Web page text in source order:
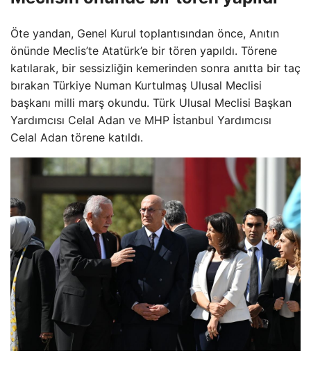
Öte yandan, Genel Kurul toplantısından önce, Anıtın
önünde Meclis’te Atatürk’e bir tören yapıldı. Törene
katılarak, bir sessizliğin kemerinden sonra anıtta bir taç
bırakan Türkiye Numan Kurtulmaş Ulusal Meclisi
başkanı milli marş okundu. Türk Ulusal Meclisi Başkan
Yardımcısı Celal Adan ve MHP İstanbul Yardımcısı
Celal Adan törene katıldı.